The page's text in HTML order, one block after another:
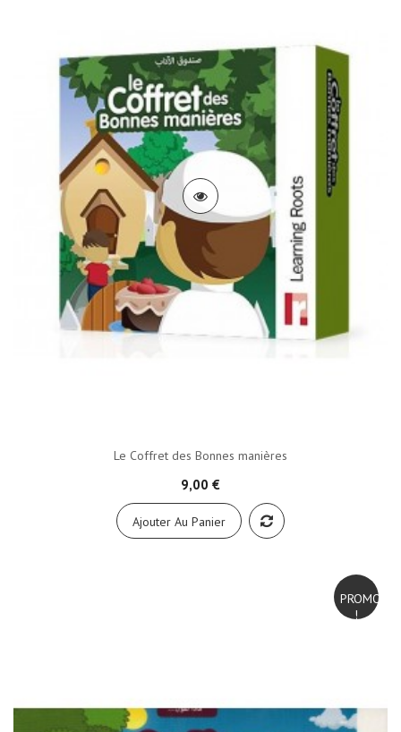
Le Coffret des Bonnes manières
9,00 €
Ajouter Au Panier
PROMO
!